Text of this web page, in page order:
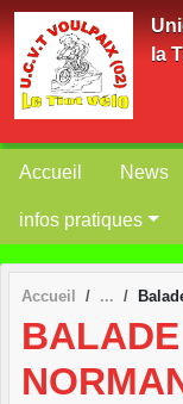
la
Accueil News
infos pratiques
Accueil
Panneau de gestion